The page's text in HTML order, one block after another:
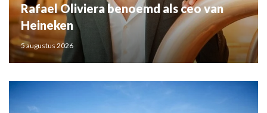
Rafael Oliviera benoemd als ceo van
Heineken
5 augustus 2026